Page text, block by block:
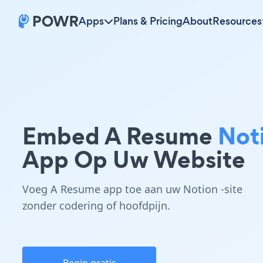
Apps Plans & PricingAboutResources
Embed A Resume
App Op Uw Website
Voeg A Resume app toe aan uw Notion -site
zonder codering of hoofdpijn.